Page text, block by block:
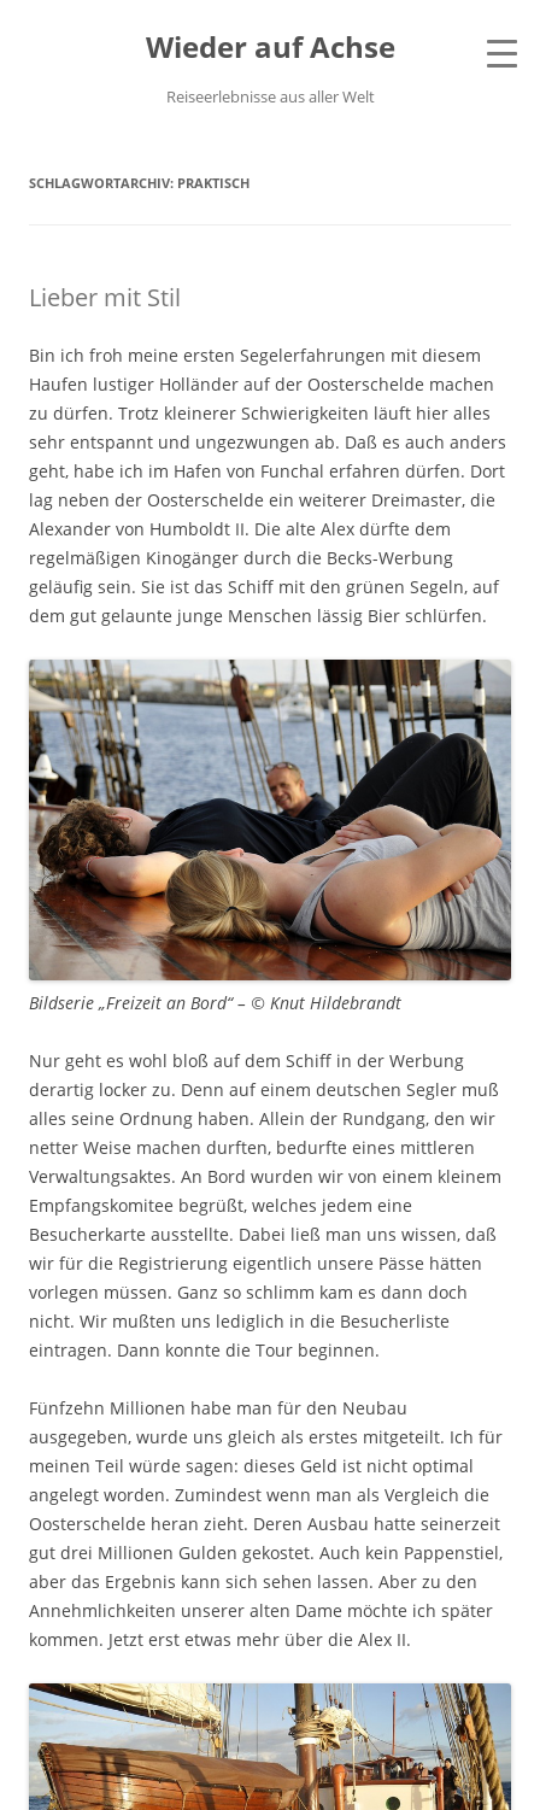
Wieder auf Achse
Reiseerlebnisse aus aller Welt
SCHLAGWORTARCHIV: PRAKTISCH
Lieber mit Stil
Bin ich froh meine ersten Segelerfahrungen mit diesem
Haufen lustiger Holländer auf der Oosterschelde machen
zu dürfen. Trotz kleinerer Schwierigkeiten läuft hier alles
sehr entspannt und ungezwungen ab. Daß es auch anders
geht, habe ich im Hafen von Funchal erfahren dürfen. Dort
lag neben der Oosterschelde ein weiterer Dreimaster, die
Alexander von Humboldt II. Die alte Alex dürfte dem
regelmäßigen Kinogänger durch die Becks-Werbung
geläufig sein. Sie ist das Schiff mit den grünen Segeln, auf
dem gut gelaunte junge Menschen lässig Bier schlürfen.
Bildserie „Freizeit an Bord“ – © Knut Hildebrandt
Nur geht es wohl bloß auf dem Schiff in der Werbung
derartig locker zu. Denn auf einem deutschen Segler muß
alles seine Ordnung haben. Allein der Rundgang, den wir
netter Weise machen durften, bedurfte eines mittleren
Verwaltungsaktes. An Bord wurden wir von einem kleinem
Empfangskomitee begrüßt, welches jedem eine
Besucherkarte ausstellte. Dabei ließ man uns wissen, daß
wir für die Registrierung eigentlich unsere Pässe hätten
vorlegen müssen. Ganz so schlimm kam es dann doch
nicht. Wir mußten uns lediglich in die Besucherliste
eintragen. Dann konnte die Tour beginnen.
Fünfzehn Millionen habe man für den Neubau
ausgegeben, wurde uns gleich als erstes mitgeteilt. Ich für
meinen Teil würde sagen: dieses Geld ist nicht optimal
angelegt worden. Zumindest wenn man als Vergleich die
Oosterschelde heran zieht. Deren Ausbau hatte seinerzeit
gut drei Millionen Gulden gekostet. Auch kein Pappenstiel,
aber das Ergebnis kann sich sehen lassen. Aber zu den
Annehmlichkeiten unserer alten Dame möchte ich später
kommen. Jetzt erst etwas mehr über die Alex II.